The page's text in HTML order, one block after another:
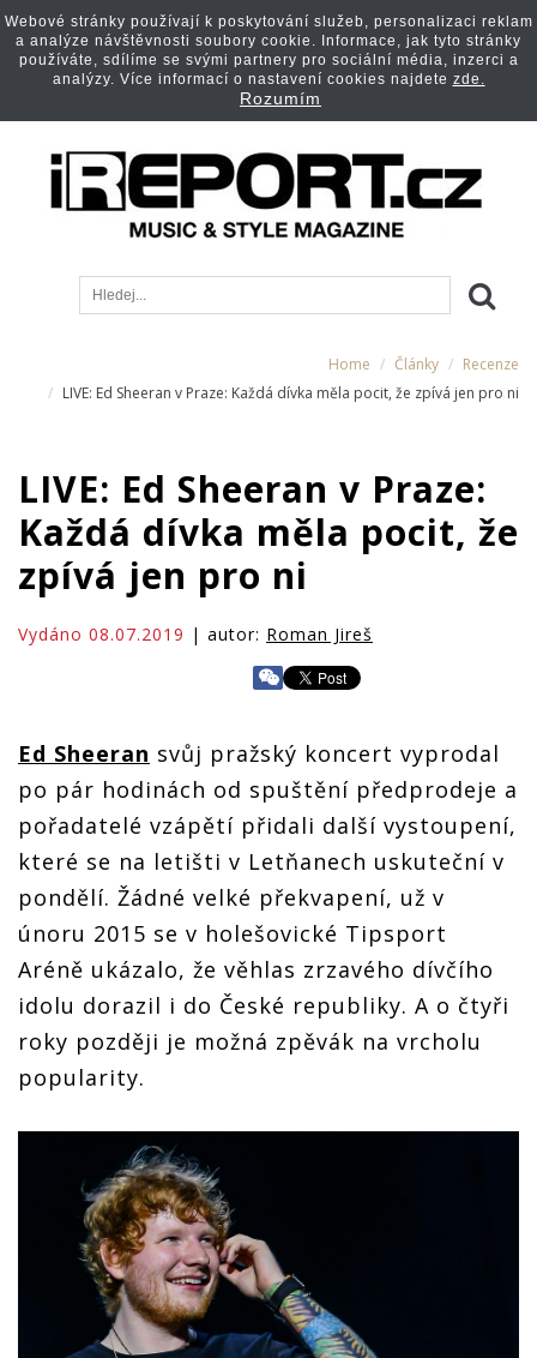
Home Články
Recenze
LIVE: Ed Sheeran v Praze: Každá dívka měla pocit, že zpívá jen pro ni
LIVE: Ed Sheeran v Praze:
Každá dívka měla pocit, že
zpívá jen pro ni
Vydáno 08.07.2019 | autor: Roman Jireš
Ed Sheeran svůj pražský koncert vyprodal
po pár hodinách od spuštění předprodeje a
pořadatelé vzápětí přidali další vystoupení,
které se na letišti v Letňanech uskuteční v
pondělí. Žádné velké překvapení, už v
únoru 2015 se v holešovické Tipsport
Aréně ukázalo, že věhlas zrzavého dívčího
idolu dorazil i do České republiky. A o čtyři
roky později je možná zpěvák na vrcholu
popularity.
Webové stránky používají k poskytování služeb, personalizaci reklam
a analýze návštěvnosti soubory cookie. Informace, jak tyto stránky
používáte, sdílíme se svými partnery pro sociální média, inzerci a
analýzy. Více informací o nastavení cookies najdete zde.
Rozumím